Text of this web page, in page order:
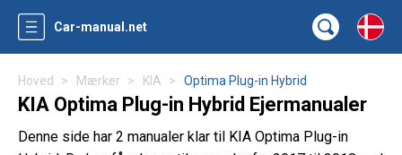
Car-manual.net
Hoved Mærker KIA Optima Plug-in Hybrid
KIA Optima Plug-in Hybrid Ejermanualer
Denne side har 2 manualer klar til KIA Optima Plug-in